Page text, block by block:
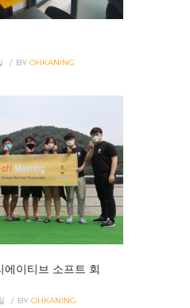
BY OHKANING
이티브 소프트 회
BY OHKANING